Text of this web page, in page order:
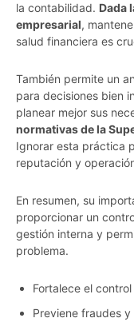
la contabilidad. Dada
empresarial,
salud financiera es
También permite un
para decisiones bien
planear mejor sus
normativas de la
Ignorar esta práctica
reputación y
En resumen, su
proporcionar un
gestión interna y
problema.
Fortalece el
Previene fraudes